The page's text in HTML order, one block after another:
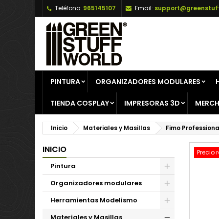
Teléfono: 965145107 Email:
PINTURA ORGANIZADORES MODULARES
TIENDA COSPLAY IMPRESORAS 3D
Inicio Materiales y Masillas Fimo
INICIO
Pintura
Organizadores modulares
Herramientas Modelismo
Precio